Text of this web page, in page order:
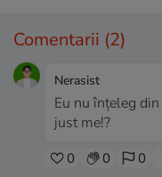
Comentarii (2)
Nerasist
Eu nu înțeleg
just me!?
0 0 0